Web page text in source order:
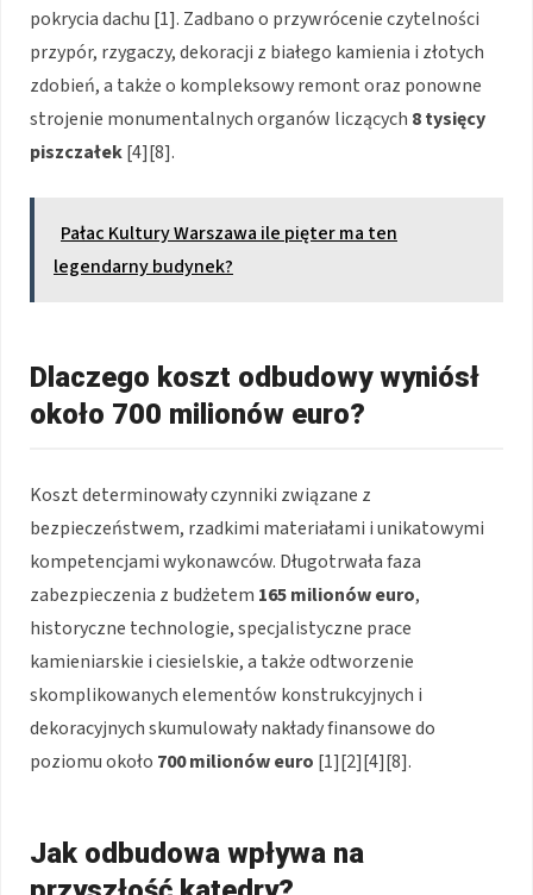
pokrycia dachu [1]. Zadbano o przywrócenie czytelności
przypór, rzygaczy, dekoracji z białego kamienia i złotych
zdobień, a także o kompleksowy remont oraz ponowne
strojenie monumentalnych organów liczących 8 tysięcy
piszczałek[4][8].
Pałac Kultury Warszawa ile pięter ma ten
legendarny budynek?
Dlaczego koszt odbudowy wyniósł
około 700 milionów euro?
Koszt determinowały czynniki związane z
bezpieczeństwem, rzadkimi materiałami i unikatowymi
kompetencjami wykonawców. Długotrwała faza
zabezpieczenia z budżetem 165 milionów euro,
historyczne technologie, specjalistyczne prace
kamieniarskie i ciesielskie, a także odtworzenie
skomplikowanych elementów konstrukcyjnych i
dekoracyjnych skumulowały nakłady finansowe do
poziomu około 700 milionów euro [1][2][4][8].
Jak odbudowa wpływa na